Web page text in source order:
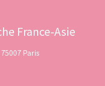
France-Asie
Paris